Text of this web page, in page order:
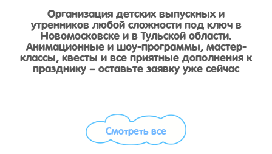
Организация детских выпускных и
утренников любой сложности под ключ в
Новомосковске и в Тульской области.
Анимационные и шоу-программы, мастер-
классы, квесты и все приятные дополнения к
празднику – оставьте заявку уже сейчас
Смотреть все